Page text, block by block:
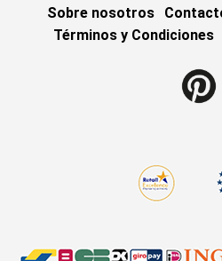
Sobre nosotros
Términos y Condiciones